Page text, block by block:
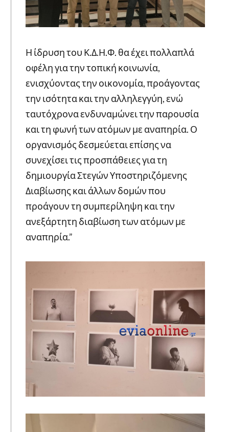
Η ίδρυση του Κ.Δ.Η.Φ. θα έχει πολλαπλά
οφέλη για την τοπική κοινωνία,
ενισχύοντας την οικονομία, προάγοντας
την ισότητα και την αλληλεγγύη, ενώ
ταυτόχρονα ενδυναμώνει την παρουσία
και τη φωνή των ατόμων με αναπηρία. Ο
οργανισμός δεσμεύεται επίσης να
συνεχίσει τις προσπάθειες για τη
δημιουργία Στεγών Υποστηριζόμενης
Διαβίωσης και άλλων δομών που
προάγουν τη συμπερίληψη και την
ανεξάρτητη διαβίωση των ατόμων με
αναπηρία.”